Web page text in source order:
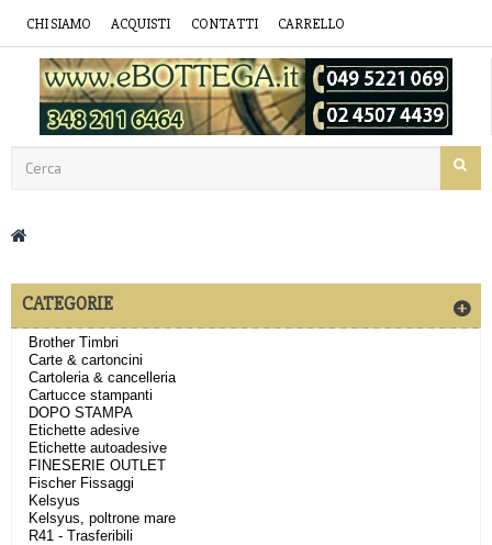
CHI SIAMO ACQUISTI CONTATTI CARRELLO
CATEGORIE
Brother Timbri
Carte & cartoncini
Cartoleria & cancelleria
Cartucce stampanti
DOPO STAMPA
Etichette adesive
Etichette autoadesive
FINESERIE OUTLET
Fischer Fissaggi
Kelsyus
Kelsyus, poltrone mare
R41 - Trasferibili